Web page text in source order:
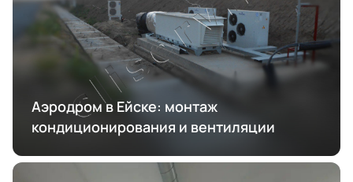
Аэродром в Ейске: монтаж
кондиционирования и вентиляции